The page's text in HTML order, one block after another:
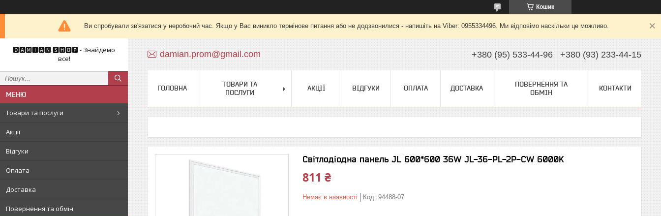
Кошик
Ви спробували зв'язатися у неробочий час. Якщо у Вас виникло термінове питання або не додзвонилися - напишіть на Viber: 0955334496. Ми відповімо наскільки це можливо.
🅳🅰🅼🅸🅰🅽.🆂🅷🅾🅿 - Знайдемо
все!
Товари та послуги
Акції
Відгуки
Оплата
Доставка
Повернення та обмін
damian.prom@gmail.com +380 (95) 533-44-96 +380 (93) 233-44-15
ГОЛОВНА
ТОВАРИ ТА
ПОСЛУГИ
АКЦІЇ ВІДГУКИ ОПЛАТА ДОСТАВКА
ПОВЕРНЕННЯ ТА
ОБМІН
КОНТАКТИ
Світлодіодна панель JL 600*600 36W JL-36-PL-2P-CW 6000K
811 ₴
Немає в наявності Код: 94488-07